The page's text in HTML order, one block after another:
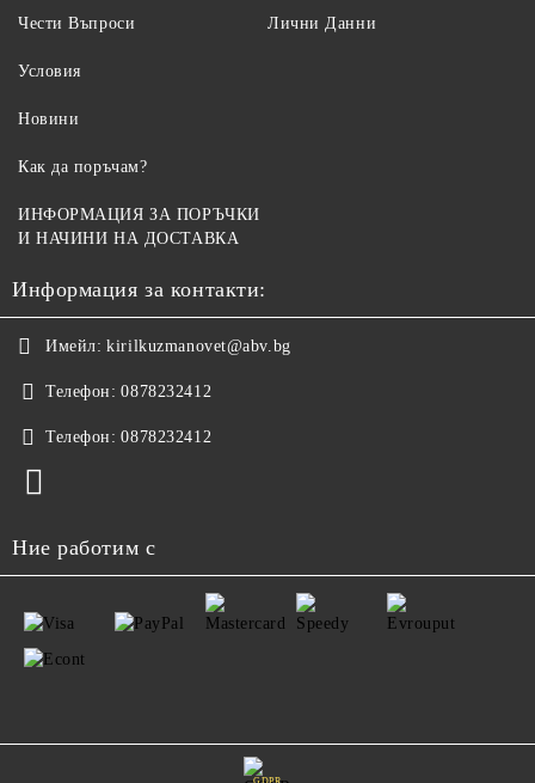
Чести Въпроси Лични Данни
Условия
Новини
Как да поръчам?
ИНФОРМАЦИЯ ЗА ПОРЪЧКИ
И НАЧИНИ НА ДОСТАВКА
Информация за контакти:
Имейл: kirilkuzmanovet@abv.bg
Телефон: 0878232412
Телефон: 0878232412
Ние работим с
GDPR